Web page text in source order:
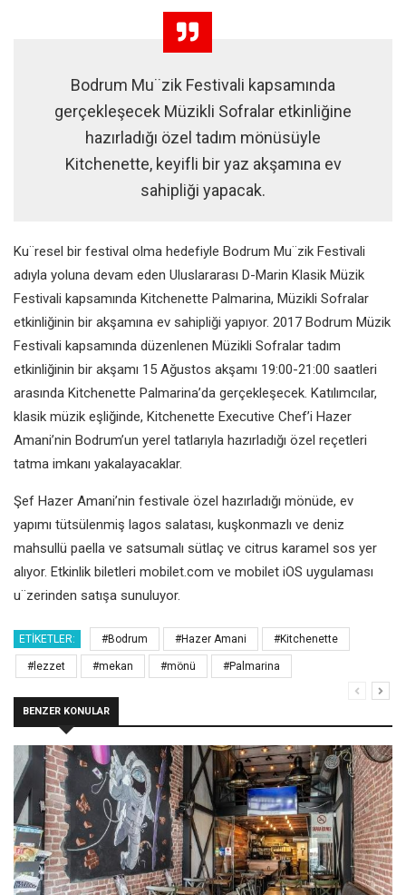
Bodrum Mu¨zik Festivali kapsamında
gerçekleşecek Müzikli Sofralar etkinliğine
hazırladığı özel tadım mönüsüyle
Kitchenette, keyifli bir yaz akşamına ev
sahipliği yapacak.
Ku¨resel bir festival olma hedefiyle Bodrum Mu¨zik Festivali
adıyla yoluna devam eden Uluslararası D-Marin Klasik Müzik
Festivali kapsamında Kitchenette Palmarina, Müzikli Sofralar
etkinliğinin bir akşamına ev sahipliği yapıyor. 2017 Bodrum Müzik
Festivali kapsamında düzenlenen Müzikli Sofralar tadım
etkinliğinin bir akşamı 15 Ağustos akşamı 19:00-21:00 saatleri
arasında Kitchenette Palmarina’da gerçekleşecek. Katılımcılar,
klasik müzik eşliğinde, Kitchenette Executive Chef’i Hazer
Amani’nin Bodrum’un yerel tatlarıyla hazırladığı özel reçetleri
tatma imkanı yakalayacaklar.
Şef Hazer Amani’nin festivale özel hazırladığı mönüde, ev
yapımı tütsülenmiş lagos salatası, kuşkonmazlı ve deniz
mahsullü paella ve satsumalı sütlaç ve citrus karamel sos yer
alıyor. Etkinlik biletleri mobilet.com ve mobilet iOS uygulaması
u¨zerinden satışa sunuluyor.
ETIKETLER: #Bodrum #Hazer Amani #Kitchenette
#lezzet #mekan #mönü #Palmarina
BENZER KONULAR